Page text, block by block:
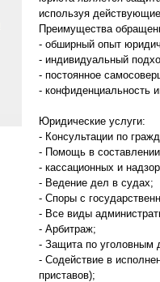
используя
Преимущества
- обширный опыт
- индивидуальный
- постоянное
- конфиденциальность
Юридические услуги:
- Консультации по
- Помощь в
- кассационных и
- Ведение дел в судах;
- Споры с
- Все виды
- Арбитраж;
- Защита по уголовным
- Содействие в
приставов);